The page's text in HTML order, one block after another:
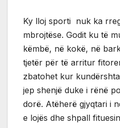
Ky lloj sporti nuk ka
mbrojtëse. Godit ku të
këmbë, në kokë, në
tjetër për të arritur
zbatohet kur
jep shenjë duke i rënë
dorë. Atëherë gjyqtari i
e lojës dhe shpall